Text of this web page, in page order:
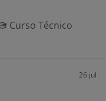
Curso Técnico
26 jul